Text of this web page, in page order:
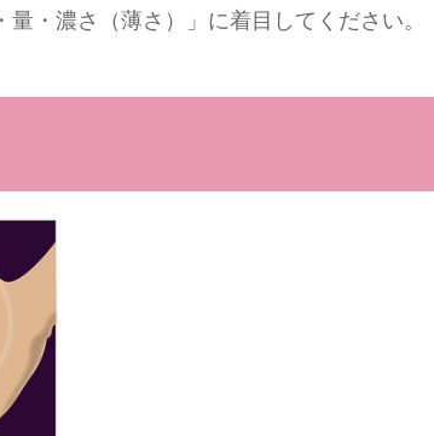
・濃さ（薄さ）」に着目してください。